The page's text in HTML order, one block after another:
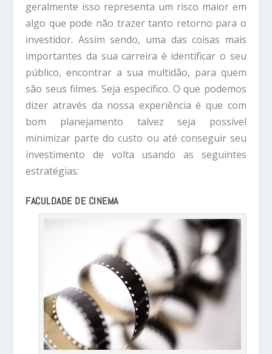
geralmente isso representa um risco maior em
algo que pode não trazer tanto retorno para o
investidor. Assim sendo, uma das coisas mais
importantes da sua carreira é identificar o seu
público, encontrar a sua multidão, para quem
são seus filmes. Seja específico. O que podemos
dizer através da nossa experiência é que com
bom planejamento talvez seja possível
minimizar parte do custo ou até conseguir seu
investimento de volta usando as seguintes
estratégias:
FACULDADE DE CINEMA